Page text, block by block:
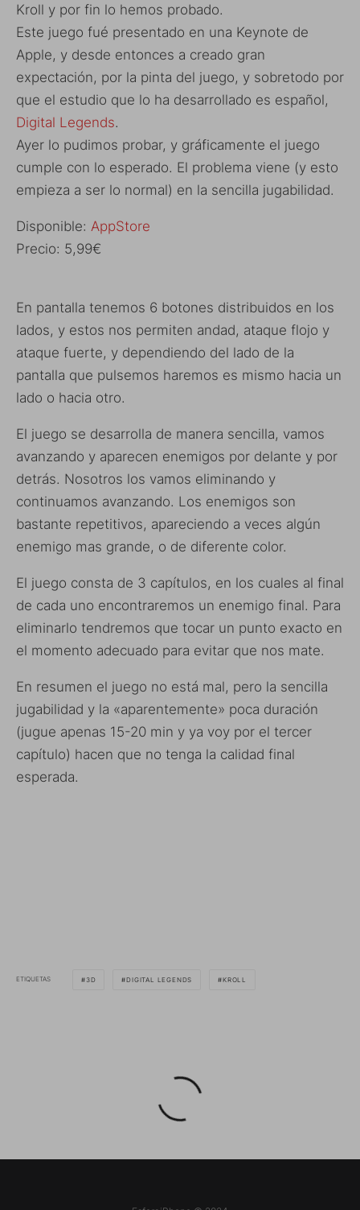
Kroll y por fin lo hemos probado.
Este juego fué presentado en una Keynote de
Apple, y desde entonces a creado gran
expectación, por la pinta del juego, y sobretodo por
que el estudio que lo ha desarrollado es español,
Digital Legends.
Ayer lo pudimos probar, y gráficamente el juego
cumple con lo esperado. El problema viene (y esto
empieza a ser lo normal) en la sencilla jugabilidad.
Disponible: AppStore
Precio: 5,99€
En pantalla tenemos 6 botones distribuidos en los
lados, y estos nos permiten andad, ataque flojo y
ataque fuerte, y dependiendo del lado de la
pantalla que pulsemos haremos es mismo hacia un
lado o hacia otro.
El juego se desarrolla de manera sencilla, vamos
avanzando y aparecen enemigos por delante y por
detrás. Nosotros los vamos eliminando y
continuamos avanzando. Los enemigos son
bastante repetitivos, apareciendo a veces algún
enemigo mas grande, o de diferente color.
El juego consta de 3 capítulos, en los cuales al final
de cada uno encontraremos un enemigo final. Para
eliminarlo tendremos que tocar un punto exacto en
el momento adecuado para evitar que nos mate.
En resumen el juego no está mal, pero la sencilla
jugabilidad y la «aparentemente» poca duración
(jugue apenas 15-20 min y ya voy por el tercer
capítulo) hacen que no tenga la calidad final
esperada.
ETIQUETAS 3D DIGITAL LEGENDS KROLL